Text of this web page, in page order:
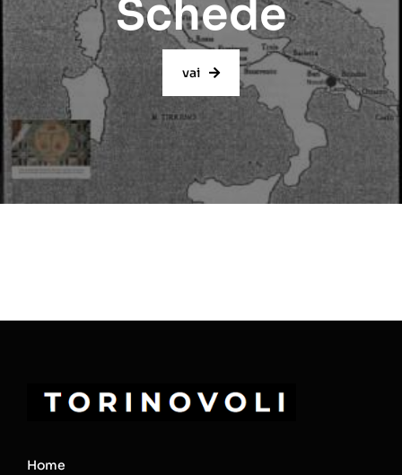
Schede
vai
Home